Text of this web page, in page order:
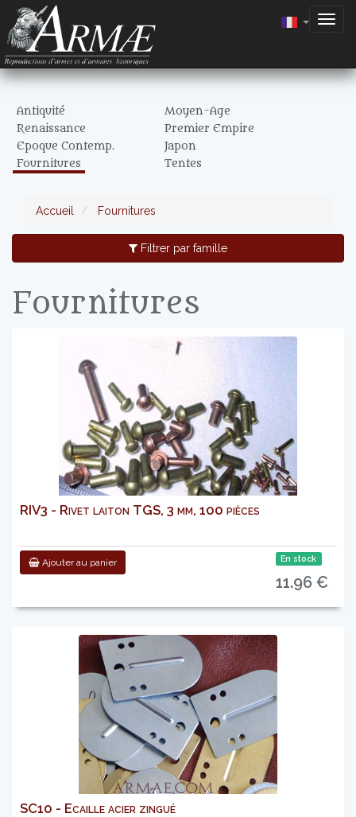
Antiquité
Moyen-Age
Renaissance
Premier Empire
Epoque Contemp.
Japon
Fournitures
Tentes
Accueil Fournitures
Filtrer par famille
Fournitures
RIV3 - Rivet laiton TGS, 3 mm, 100 pièces
Ajouter au panier En stock
11.96 €
SC10 - Ecaille acier zingué